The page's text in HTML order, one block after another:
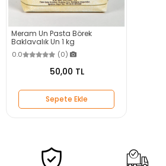
Meram Un Pasta Börek
Baklavalık Un 1 kg
0.0 (0)
50,00 TL
Sepete Ekle